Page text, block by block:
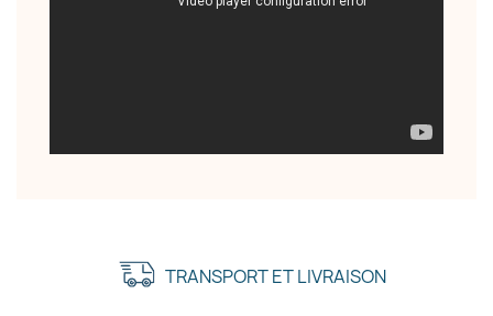
TRANSPORT ET LIVRAISON